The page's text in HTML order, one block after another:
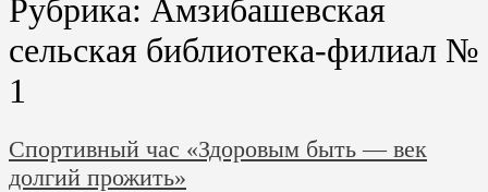
Рубрика: Амзибашевская
сельская библиотека-филиал №
1
Спортивный час «Здоровым быть — век
долгий прожить»